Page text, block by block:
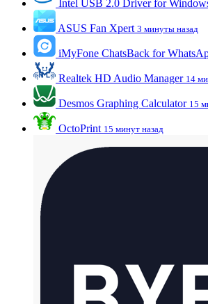
Intel USB 2.0 Driver for
ASUS Fan Xpert 3 минуты назад
iMyFone ChatsBack for
Realtek HD Audio Manager 14
Desmos Graphing Calculator 15
OctoPrint 15 минут назад